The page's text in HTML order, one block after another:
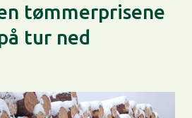
tømmerprisene
tur ned